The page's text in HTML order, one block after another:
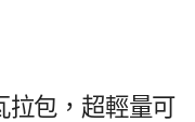
拉包，超輕量可